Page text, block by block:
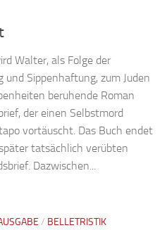
Walter, als Folge der
Sippenhaftung, zum Juden
beruhende Roman
der einen Selbstmord
vortäuscht. Das Buch endet
tatsächlich verübten
Dazwischen...
/ BELLETRISTIK